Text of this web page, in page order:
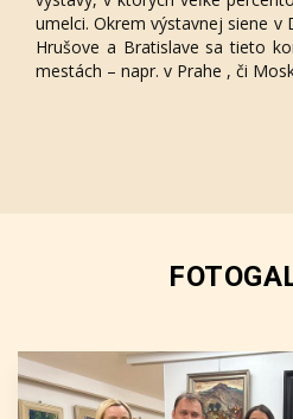
umelci. Okrem výstavnej siene v
Hrušove a Bratislave sa tieto
mestách – napr. v Prahe , či